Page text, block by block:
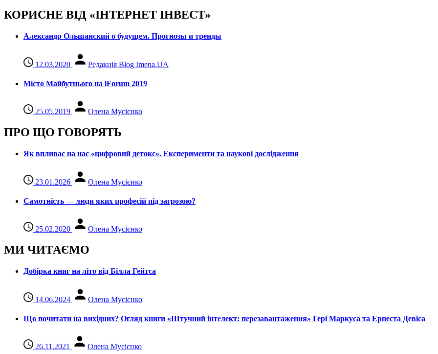
КОРИСНЕ ВІД «ІНТЕРНЕТ ІНВЕСТ»
Александр Ольшанский о будущем. Прогнозы и тренды
12.03.2020 Редакція Blog Imena.UA
Місто Майбутнього на iForum 2019
25.05.2019 Олена Мусієнко
ПРО ЩО ГОВОРЯТЬ
Як впливає на нас «цифровий детокс». Експерименти та наукові дослідження
23.01.2026 Олена Мусієнко
Самотність — люди яких професій під загрозою?
25.02.2020 Олена Мусієнко
МИ ЧИТАЄМО
Добірка книг на літо від Білла Гейтса
14.06.2024 Олена Мусієнко
Що почитати на вихідних? Огляд книги «Штучний інтелект: перезавантаження» Гері Маркуса та Ернеста Девіса
26.11.2021 Олена Мусієнко